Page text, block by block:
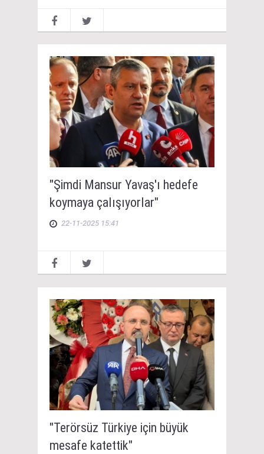
"Şimdi Mansur Yavaş'ı hedefe
koymaya çalışıyorlar"
22-11-2025 15:41
"Terörsüz Türkiye için büyük
mesafe katettik"